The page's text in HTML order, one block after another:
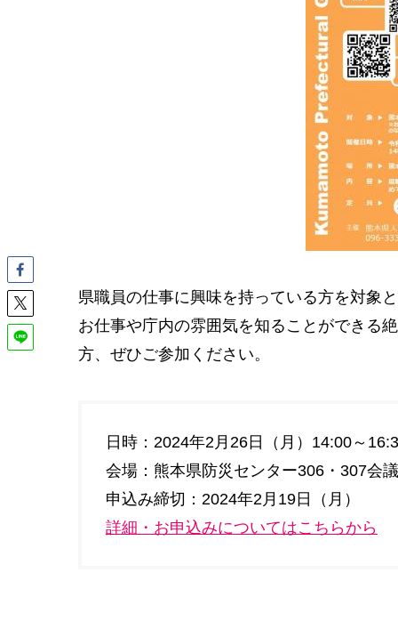
県職員の仕事に興味を持っている方を対象
お仕事や庁内の雰囲気を知ることができる
方、ぜひご参加ください。
日時：2024年2月26日（月）14:00～
会場：熊本県防災センター306・307会
申込み締切：2024年2月19日（月）
詳細・お申込みについてはこちらから